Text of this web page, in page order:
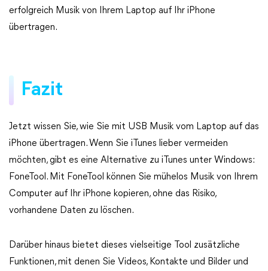
erfolgreich Musik von Ihrem Laptop auf Ihr iPhone
übertragen.
Fazit
Jetzt wissen Sie, wie Sie mit USB Musik vom Laptop auf das
iPhone übertragen. Wenn Sie iTunes lieber vermeiden
möchten, gibt es eine Alternative zu iTunes unter Windows:
FoneTool. Mit FoneTool können Sie mühelos Musik von Ihrem
Computer auf Ihr iPhone kopieren, ohne das Risiko,
vorhandene Daten zu löschen.
Darüber hinaus bietet dieses vielseitige Tool zusätzliche
Funktionen, mit denen Sie Videos, Kontakte und Bilder und